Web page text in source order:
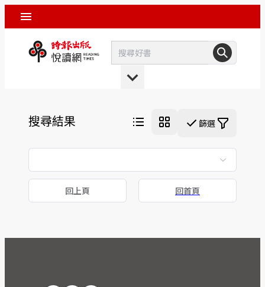
搜尋結果 篩選
回上頁 回首頁